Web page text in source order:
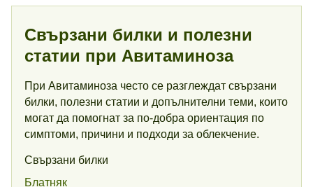
Свързани билки и полезни
статии при Авитаминоза
При Авитаминоза често се разглеждат свързани
билки, полезни статии и допълнителни теми, които
могат да помогнат за по-добра ориентация по
симптоми, причини и подходи за облекчение.
Свързани билки
Блатняк